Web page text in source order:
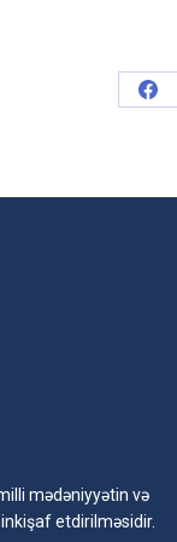
mədəniyyətin və
etdirilməsidir.